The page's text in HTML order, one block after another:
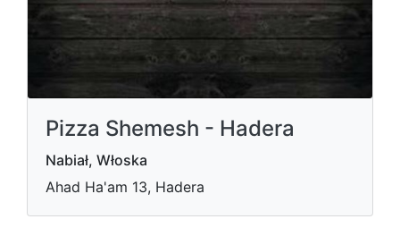
Pizza Shemesh - Hadera
Nabiał, Włoska
Ahad Ha'am 13, Hadera